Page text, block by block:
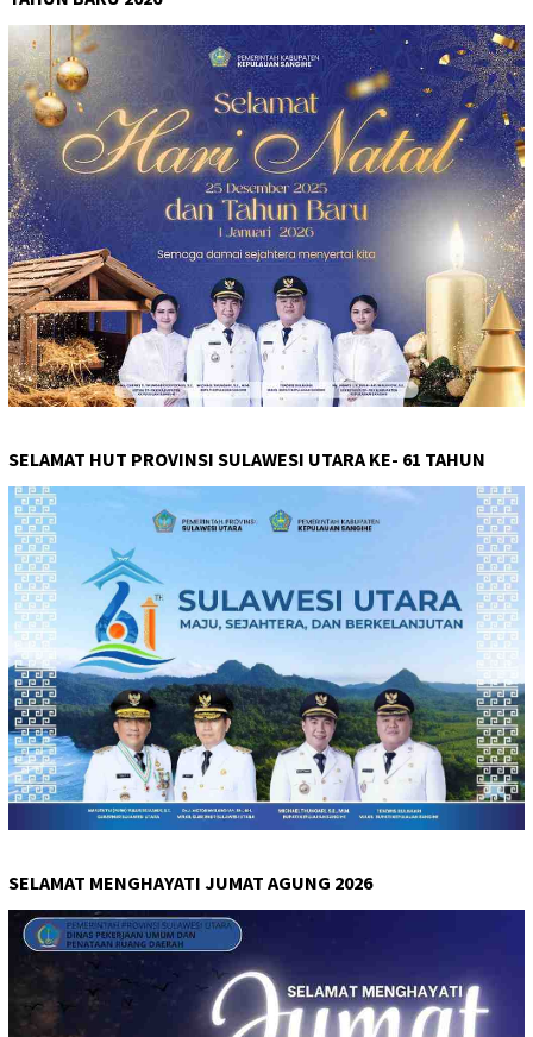
SELAMAT HUT PROVINSI SULAWESI UTARA KE- 61 TAHUN
SELAMAT MENGHAYATI JUMAT AGUNG 2026